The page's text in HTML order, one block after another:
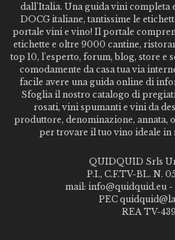
dall'Italia. Una guida vini completa
DOCG italiane, tantissime le
portale vini e vino! Il portale
etichette e oltre 9000 cantine,
top 10, l'esperto, forum, blog, store e
comodamente da casa tua via
facile avere una guida online di
Sfoglia il nostro catalogo di
rosati, vini spumanti e vini da
produttore, denominazione, annata,
per trovare il tuo vino ideale in
QUIDQUID Srls
P.I., C.F.TV-BL. N.
mail: info@quidquid.eu -
PEC
REA TV-